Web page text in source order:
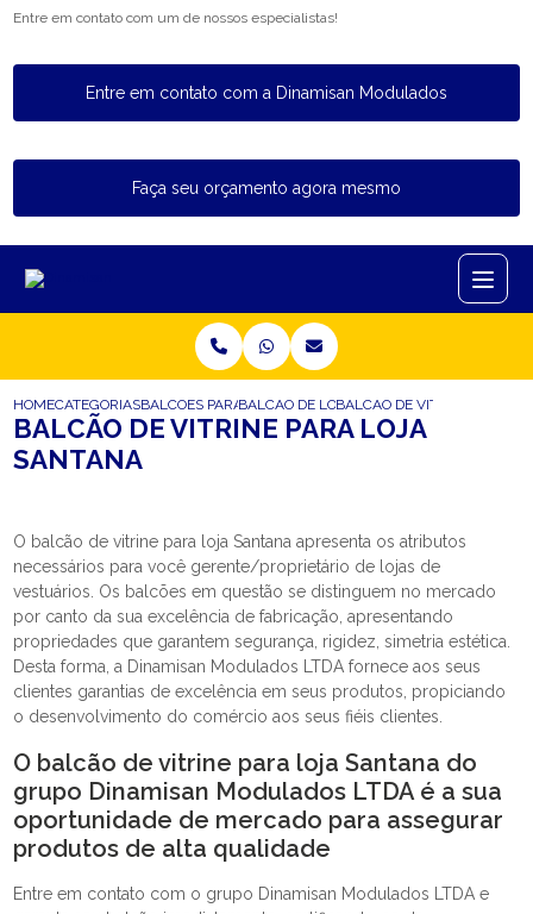
Entre em contato com um de nossos especialistas!
Entre em contato com a Dinamisan Modulados
Faça seu orçamento agora mesmo
HOMECATEGORIASBALCOES PARA LOJABALCAO DE LOJA DE ROUPABALCAO DE VITRINE PARA
BALCÃO DE VITRINE PARA LOJA
SANTANA
O balcão de vitrine para loja Santana apresenta os atributos
necessários para você gerente/proprietário de lojas de
vestuários. Os balcões em questão se distinguem no mercado
por canto da sua excelência de fabricação, apresentando
propriedades que garantem segurança, rigidez, simetria estética.
Desta forma, a Dinamisan Modulados LTDA fornece aos seus
clientes garantias de excelência em seus produtos, propiciando
o desenvolvimento do comércio aos seus fiéis clientes.
O balcão de vitrine para loja Santana do
grupo Dinamisan Modulados LTDA é a sua
oportunidade de mercado para assegurar
produtos de alta qualidade
Entre em contato com o grupo Dinamisan Modulados LTDA e